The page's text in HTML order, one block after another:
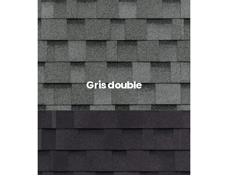
Gris double